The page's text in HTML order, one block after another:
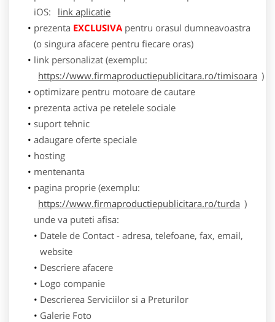
iOS:
link aplicatie
prezenta EXCLUSIVApentru orasul dumneavoastra
(o singura afacere pentru fiecare oras)
link personalizat (exemplu:
https://www.firmaproductiepublicitara.ro/timisoara )
optimizare pentru motoare de cautare
prezenta activa pe retelele sociale
suport tehnic
adaugare oferte speciale
hosting
mentenanta
pagina proprie (exemplu:
https://www.firmaproductiepublicitara.ro/turda )
unde va puteti afisa:
Datele de Contact - adresa, telefoane, fax, email,
website
Descriere afacere
Logo companie
Descrierea Serviciilor si a Preturilor
Galerie Foto